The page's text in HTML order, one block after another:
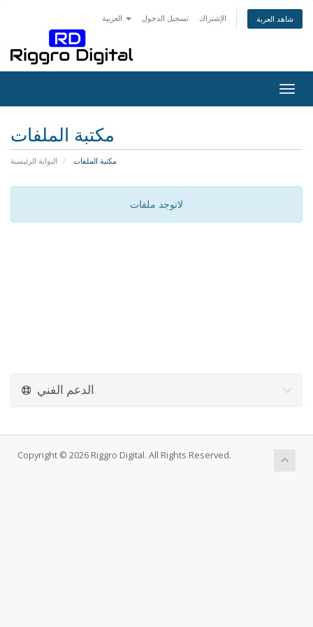
تسجيل الدخول الإشتراك شاهد العربة
مكتبة الملفات
البوابة الرئيسية مكتبة الملفات
لاتوجد ملفات
الدعم الفني
Copyright © 2026 Riggro Digital. All Rights Reserved.